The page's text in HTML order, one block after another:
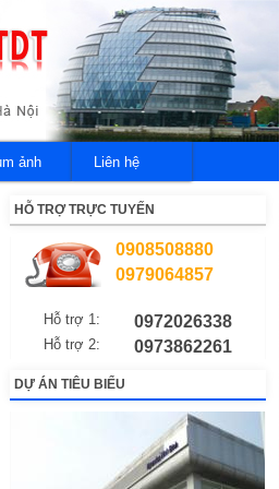
ảnh Liên hệ
HỖ TRỢ TRỰC TUYẾN
0908508880
0979064857
Hỗ trợ 1: 0972026338
Hỗ trợ 2: 0973862261
DỰ ÁN TIÊU BIỂU